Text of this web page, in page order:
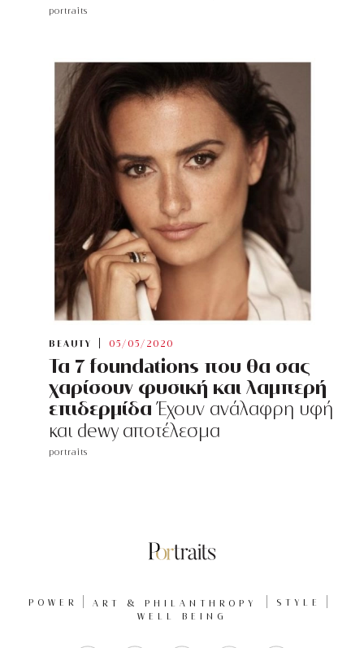
portraits
BEAUTY 05/05/2020
Τα 7 foundations που θα σας
χαρίσουν φυσική και λαμπερή
επιδερμίδα Έχουν ανάλαφρη υφή
και dewy αποτέλεσμα
portraits
POWER ART & PHILANTHROPY
STYLE
WELL BEING